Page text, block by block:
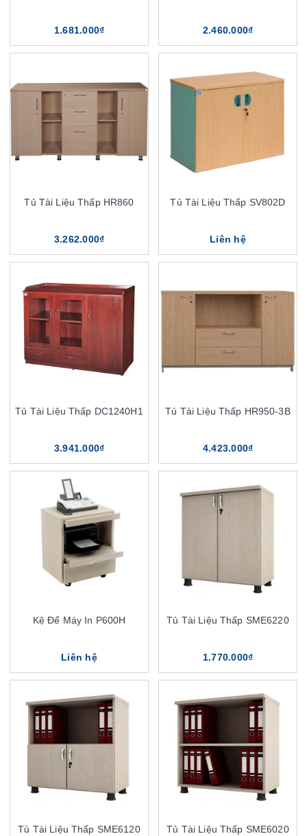
1.681.000₫ 2.460.000₫
Tủ Tài Liệu Thấp HR860
3.262.000₫
Tủ Tài Liệu Thấp SV802D
Liên hệ
Tủ Tài Liệu Thấp DC1240H1
3.941.000₫
Tủ Tài Liệu Thấp HR950-3B
4.423.000₫
Kệ Để Máy In P600H
Liên hệ
Tủ Tài Liệu Thấp SME6220
1.770.000₫
Tủ Tài Liệu Thấp SME6120 Tủ Tài Liệu Thấp SME6020